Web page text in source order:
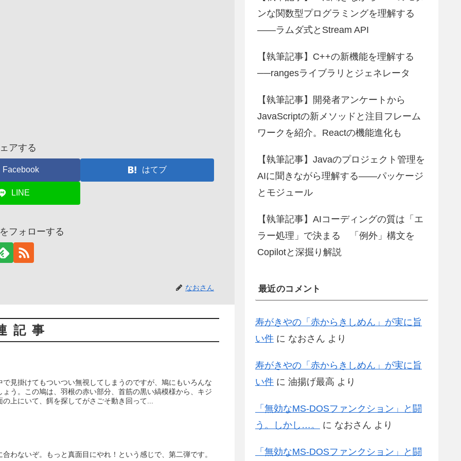
アする
Facebook はてブ
LINE
フォローする
なおさん
記事
見掛けてもついつい無視してしまうのですが、鳩にもいろんな
う。この鳩は、羽根の赤い部分、首筋の黒い縞模様から、キジ
上にいて、餌を探してがさごそ動き回って...
わないぞ。もっと真面目にやれ！という感じで、第二弾です。
ンな関数型プログラミングを理解する
――ラムダ式とStream API
【執筆記事】C++の新機能を理解する
──rangesライブラリとジェネレータ
【執筆記事】開発者アンケートから
JavaScriptの新メソッドと注目フレーム
ワークを紹介。Reactの機能進化も
【執筆記事】Javaのプロジェクト管理を
AIに聞きながら理解する――パッケージ
とモジュール
【執筆記事】AIコーディングの質は「エ
ラー処理」で決まる 「例外」構文を
Copilotと深掘り解説
最近のコメント
寿がきやの「赤からきしめん」が実に旨
い件 に なおさん より
寿がきやの「赤からきしめん」が実に旨
い件 に 油揚げ最高 より
「無効なMS-DOSファンクション」と闘
う。しかし…。
に なおさん より
「無効なMS-DOSファンクション」と闘